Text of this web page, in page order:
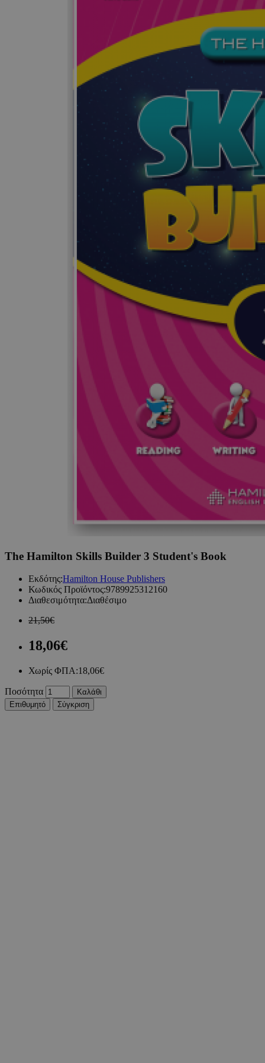
The Hamilton Skills Builder 3 Student's Book
Εκδότης:Hamilton House Publishers
Κωδικός Προϊόντος:9789925312160
Διαθεσιμότητα:Διαθέσιμο
21,50€
18,06€
Χωρίς ΦΠΑ:18,06€
Ποσότητα
Καλάθι
Επιθυμητό
Σύγκριση